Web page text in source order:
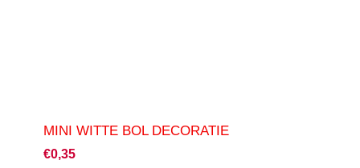
MINI WITTE BOL DECORATIE
€0,35